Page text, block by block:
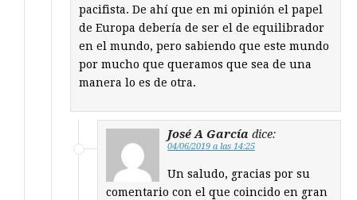
pacifista. De ahí que en mi opinión el papel
de Europa debería de ser el de equilibrador
en el mundo, pero sabiendo que este mundo
por mucho que queramos que sea de una
manera lo es de otra.
José A García dice:
04/06/2019 a las 14:25
Un saludo, gracias por su
comentario con el que coincido en gran